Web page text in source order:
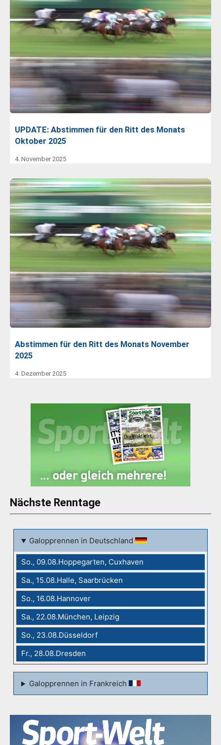
UPDATE: Abstimmen für den Ritt des Monats
Oktober 2025
4. November 2025
Abstimmen für den Ritt des Monats November
2025
4. Dezember 2025
Nächste Renntage
Galopprennen in Deutschland
So., 09.08.Hoppegarten, Cuxhaven
Sa., 15.08.Halle, Saarbrücken
So., 16.08.Hannover
Sa., 22.08.München, Leipzig
So., 23.08.Düsseldorf
Fr., 28.08.Dresden
Galopprennen in Frankreich